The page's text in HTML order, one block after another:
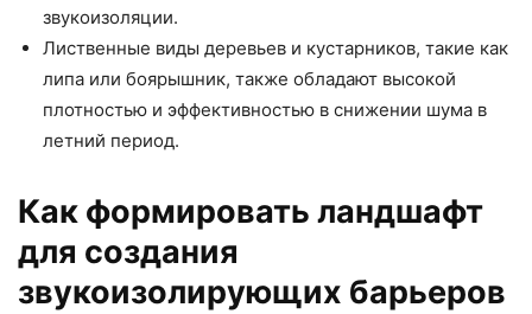
звукоизоляции.
Лиственные виды деревьев и кустарников, такие как
липа или боярышник, также обладают высокой
плотностью и эффективностью в снижении шума в
летний период.
Как формировать ландшафт
для создания
звукоизолирующих барьеров